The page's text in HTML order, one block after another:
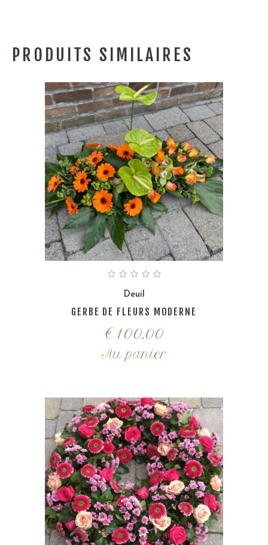
PRODUITS SIMILAIRES
Deuil
GERBE DE FLEURS MODERNE
€100,00
Au panier